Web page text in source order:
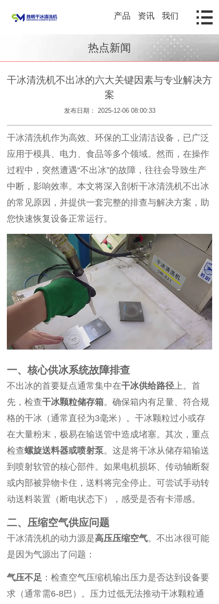
产品 资讯 我们
热点新闻
干冰清洗机不出冰的六大关键因素与专业解决方
案
发布日期： 2025-12-06 08:00:33
干冰清洗机作为高效、环保的工业清洁设备，已广泛
应用于模具、电力、食品等多个领域。然而，在操作
过程中，突然遭遇“不出冰”的故障，往往会导致生产
中断，影响效率。本文将深入剖析干冰清洗机不出冰
的常见原因，并提供一套完整的排查与解决方案，助
您快速恢复设备正常运行。
一、核心供冰系统故障排查
不出冰的首要疑点通常集中在干冰供给路径 上。首
先，检查干冰颗粒储存箱。确保箱内有足量、符合规
格的干冰（通常直径为3毫米）。干冰颗粒过小或存
在大量粉末，极易在输送管中造成堵塞。其次，重点
检查螺旋送料器或喷射泵。这是将干冰从储存箱输送
到喷射软管的核心部件。如果电机损坏、传动轴断裂
或内部被异物卡住，送料将完全停止。可尝试手动转
动送料装置（断电状态下），感受是否有卡滞感。
二、压缩空气供应问题
干冰清洗机的动力源是高压压缩空气。不出冰很可能
是因为气源出了问题：
气压不足 ：检查空气压缩机输出压力是否达到设备要
求（通常需6-8巴）。压力过低无法推动干冰颗粒通